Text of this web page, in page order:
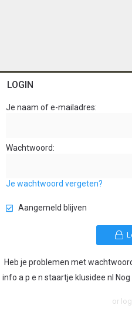
LOGIN
Je naam of e-mailadres
Wachtwoord
Je wachtwoord vergeten?
Aangemeld blijven
Heb je problemen met
info a p e n staartje klusidee nl
or